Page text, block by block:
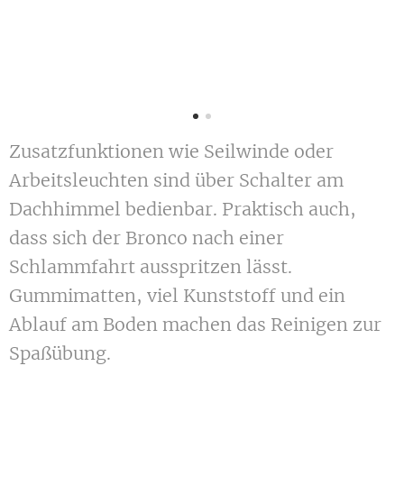
Zusatzfunktionen wie Seilwinde oder
Arbeitsleuchten sind über Schalter am
Dachhimmel bedienbar. Praktisch auch,
dass sich der Bronco nach einer
Schlammfahrt ausspritzen lässt.
Gummimatten, viel Kunststoff und ein
Ablauf am Boden machen das Reinigen zur
Spaßübung.